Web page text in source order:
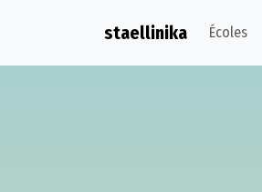
staellinika Écoles